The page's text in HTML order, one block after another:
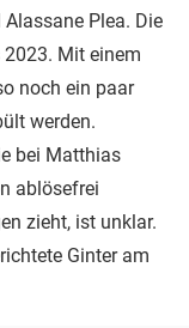
Plea. Die
Mit einem
noch ein paar
werden.
bei Matthias
ablösefrei
zieht, ist unklar.
Ginter am